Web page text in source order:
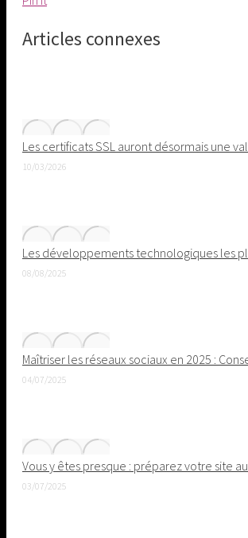
Pinterest
Articles connexes
Les certificats SSL auront désormais une
10/03/2026
Les développements technologiques les
08/08/2025
Maîtriser les réseaux sociaux en 2025 :
04/07/2025
Vous y êtes presque : préparez votre site
03/07/2025